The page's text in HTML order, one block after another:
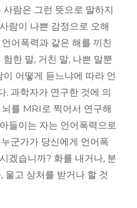
람은 그런 뜻으로 말하지
람이 나쁜 감정으로 오해
어폭력과 같은 해를 끼친
한 말, 거친 말, 나쁜 말뿐
어떻게 듣느냐에 따라 언
. 과학자가 연구한 것에 의
를 MRI로 찍어서 연구해
들이는 자는 언어폭력으로
군가가 당신에게 언어폭
겠습니까? 화를 내거나, 분
울고 상처를 받거나 할 것